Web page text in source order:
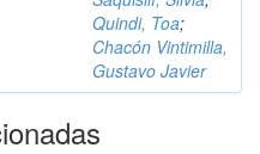
Quindi, Toa;
Chacón Vintimilla,
Gustavo Javier